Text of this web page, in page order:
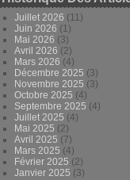
Juillet 2026 (11)
Juin 2026 (1)
Mai 2026 (3)
Avril 2026 (2)
Mars 2026 (4)
Décembre 2025 (3)
Novembre 2025 (3)
Octobre 2025 (4)
Septembre 2025 (4)
Juillet 2025 (4)
Mai 2025 (2)
Avril 2025 (7)
Mars 2025 (4)
Février 2025 (2)
Janvier 2025 (3)